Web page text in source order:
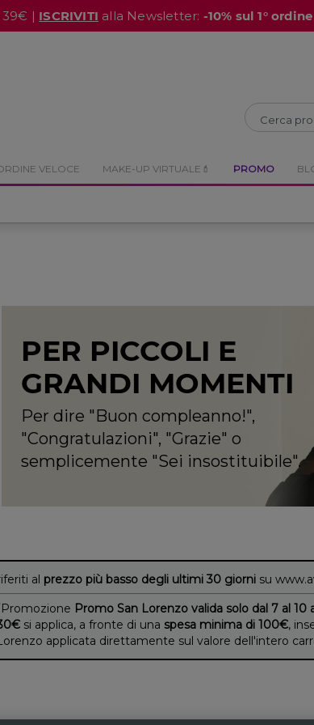
| ISCRIVITI alla Newsletter: -10% sul 1° ordine
VELOCE MAKE-UP VIRTUALE💄 PROMO
PER PICCOLI E
GRANDI MOMENTI
Per dire "Buon compleanno!",
"Congratulazioni", "Grazie" o
semplicemente "Sei insostituibile".
al prezzo più basso degli ultimi 30 giornisu
Promozione Promo San Lorenzo valida solo dal 7 al 10
si applica, a fronte di una spesa minima di 100€,
applicata direttamente sul valore dell'intero
CHIUDI CHIUDI